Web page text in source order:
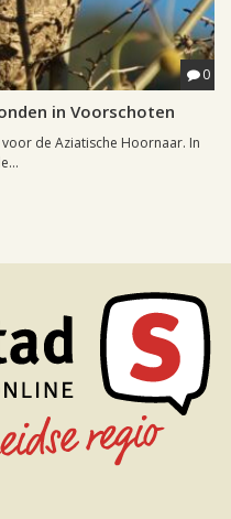
0
in Voorschoten
de Aziatische Hoornaar. In